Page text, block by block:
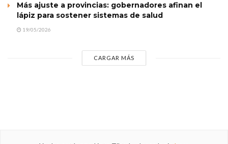
Más ajuste a provincias: gobernadores afinan el
lápiz para sostener sistemas de salud
19/05/2026
CARGAR MÁS